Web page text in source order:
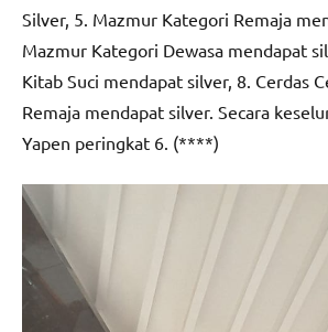
Silver, 5. Mazmur Kategori Remaja
Mazmur Kategori Dewasa mendapat
Kitab Suci mendapat silver, 8. Cerdas
Remaja mendapat silver. Secara
Yapen peringkat 6. (****)